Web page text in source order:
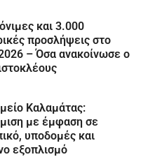
και 3.000
προσλήψεις στο
– Όσα ανακοίνωσε ο
Καλαμάτας:
με έμφαση σε
υποδομές και
εξοπλισμό